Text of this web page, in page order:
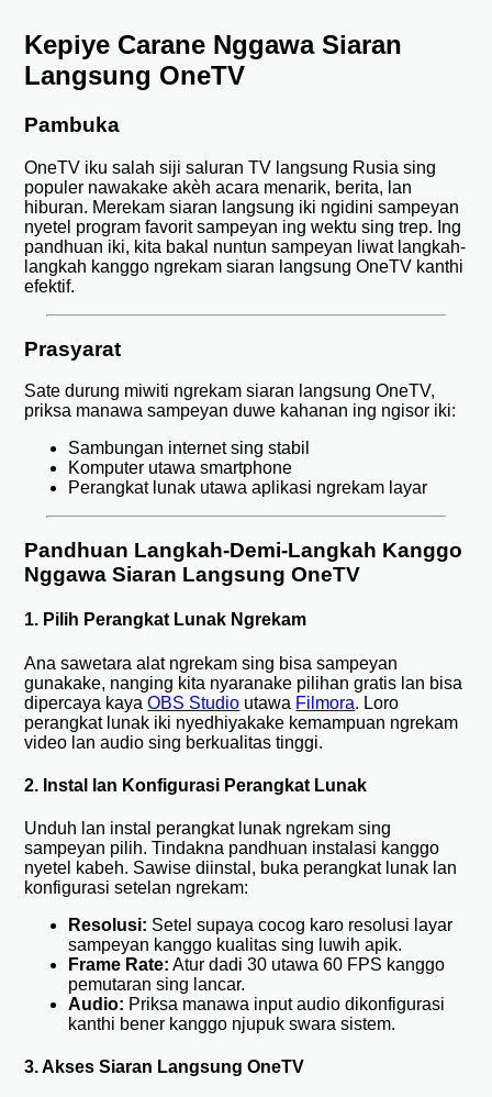
Kepiye Carane Nggawa Siaran
Langsung OneTV
Pambuka
OneTV iku salah siji saluran TV langsung Rusia sing
populer nawakake akèh acara menarik, berita, lan
hiburan. Merekam siaran langsung iki ngidini sampeyan
nyetel program favorit sampeyan ing wektu sing trep. Ing
pandhuan iki, kita bakal nuntun sampeyan liwat langkah-
langkah kanggo ngrekam siaran langsung OneTV kanthi
efektif.
Prasyarat
Sate durung miwiti ngrekam siaran langsung OneTV,
priksa manawa sampeyan duwe kahanan ing ngisor iki:
Sambungan internet sing stabil
Komputer utawa smartphone
Perangkat lunak utawa aplikasi ngrekam layar
Pandhuan Langkah-Demi-Langkah Kanggo
Nggawa Siaran Langsung OneTV
1. Pilih Perangkat Lunak Ngrekam
Ana sawetara alat ngrekam sing bisa sampeyan
gunakake, nanging kita nyaranake pilihan gratis lan bisa
dipercaya kayaOBS Studio utawa Filmora. Loro
perangkat lunak iki nyedhiyakake kemampuan ngrekam
video lan audio sing berkualitas tinggi.
2. Instal lan Konfigurasi Perangkat Lunak
Unduh lan instal perangkat lunak ngrekam sing
sampeyan pilih. Tindakna pandhuan instalasi kanggo
nyetel kabeh. Sawise diinstal, buka perangkat lunak lan
konfigurasi setelan ngrekam:
Resolusi: Setel supaya cocog karo resolusi layar
sampeyan kanggo kualitas sing luwih apik.
Frame Rate: Atur dadi 30 utawa 60 FPS kanggo
pemutaran sing lancar.
Audio: Priksa manawa input audio dikonfigurasi
kanthi bener kanggo njupuk swara sistem.
3. Akses Siaran Langsung OneTV